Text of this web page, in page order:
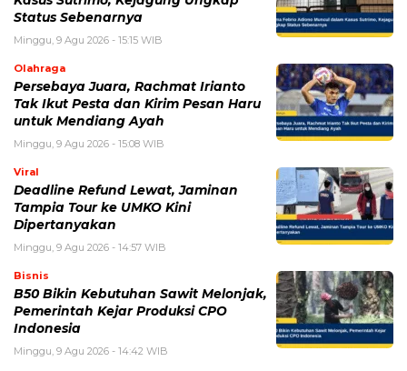
untuk komentar saya berikutnya.
Minggu, 9 Agustus 2026 - 14:57 WIB
Deadline Refund Lewat, Jaminan Tampia Tour ke
UMKO Kini Dipertanyakan
Hasil PPPK Sekolah Rakyat 2026 Sudah Keluar, Cek
Nama dan Arti Kode P/L di SSCASN